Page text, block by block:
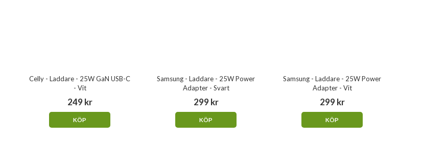
Celly - Laddare - 25W GaN USB-C
- Vit
249 kr
KÖP
Samsung - Laddare - 25W Power
Adapter - Svart
299 kr
KÖP
Samsung - Laddare - 25W Power
Adapter - Vit
299 kr
KÖP